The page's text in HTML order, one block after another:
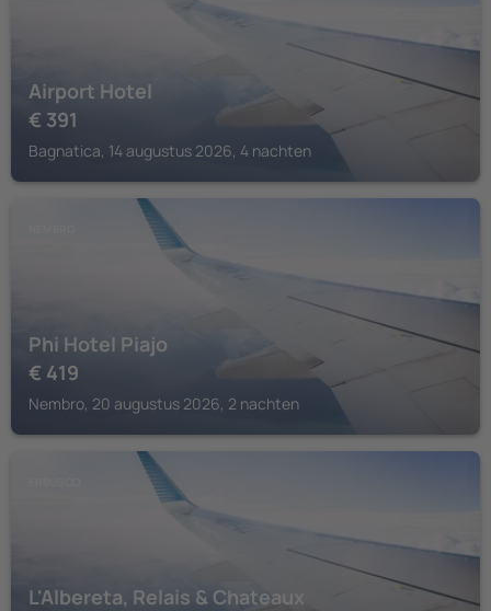
Airport Hotel
€ 391
Bagnatica, 14 augustus 2026, 4 nachten
Phi Hotel Piajo
€ 419
Nembro, 20 augustus 2026, 2 nachten
L'Albereta, Relais & Chateaux